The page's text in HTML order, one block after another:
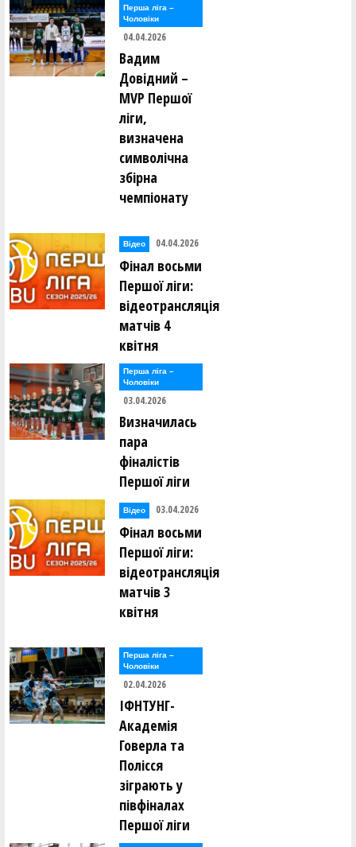
Перша лiга –
Чоловiки
04.04.2026
Вадим
Довідний –
MVP Першої
ліги,
визначена
символічна
збірна
чемпіонату
Відео 04.04.2026
Фінал восьми
Першої ліги:
відеотрансляція
матчів 4
квітня
Перша лiга –
Чоловiки
03.04.2026
Визначилась
пара
фіналістів
Першої ліги
Відео 03.04.2026
Фінал восьми
Першої ліги:
відеотрансляція
матчів 3
квітня
Перша лiга –
Чоловiки
02.04.2026
ІФНТУНГ-
Академія
Говерла та
Полісся
зіграють у
півфіналах
Першої ліги